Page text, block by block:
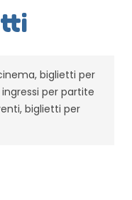
biglietti per
per partite
biglietti per